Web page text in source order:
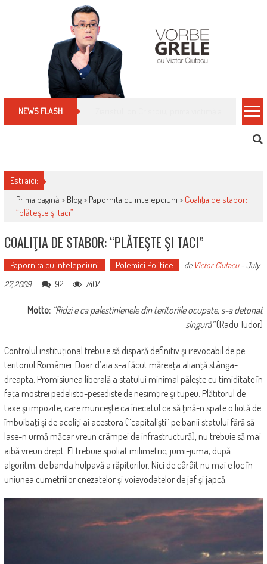
NEWS FLASH Cum îți schimbi, rapid, gratuit și eficient,
Esti aici:
Prima pagină > Blog> Papornita cu intelepciuni > Coaliţia de stabor:
“plăteşte şi taci”
COALIŢIA DE STABOR: “PLĂTEŞTE ŞI TACI”
Papornita cu intelepciuni Polemici Politice de Victor Ciutacu-July
27, 2009
92 7404
Motto: “Ridzi e ca palestinienele din teritoriile ocupate, s-a detonat
singură”(Radu Tudor)
Controlul instituţional trebuie să dispară definitiv şi irevocabil de pe
teritoriul României. Doar d’aia s-a făcut măreaţa alianţă stânga-
dreapta. Promisiunea liberală a statului minimal păleşte cu timiditate în
faţa mostrei pedelisto-pesediste de nesimţire şi tupeu. Plătitorul de
taxe şi impozite, care munceşte ca înecatul ca să ţină-n spate o liotă de
îmbuibaţi şi de acoliţi ai acestora (“capitalişti” pe banii statului fără să
lase-n urmă măcar vreun crâmpei de infrastructură), nu trebuie să mai
aibă vreun drept. El trebuie spoliat milimetric, jumi-juma, după
algoritm, de banda hulpavă a răpitorilor. Nici de cârâit nu mai e loc în
uniunea cumetriilor cnezatelor şi voievodatelor de jaf şi japcă.